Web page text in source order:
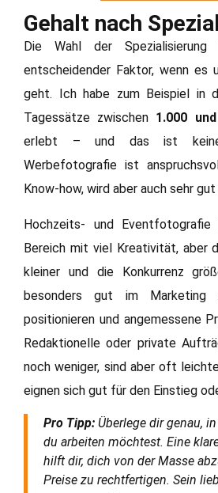
Gehalt nach
Die Wahl der
entscheidender Faktor, wenn es
geht. Ich habe zum Beispiel in
Tagessätze zwischen 1.000
erlebt – und das ist
Werbefotografie ist
Know-how, wird aber auch sehr
Hochzeits- und
Bereich mit viel Kreativität, aber
kleiner und die Konkurrenz
besonders gut im
positionieren und angemessene
Redaktionelle oder private
noch weniger, sind aber oft
eignen sich gut für den Einstieg
Pro Tipp: Überlege dir genau,
du arbeiten möchtest. Eine
hilft dir, dich von der Masse
Preise zu rechtfertigen. Sein